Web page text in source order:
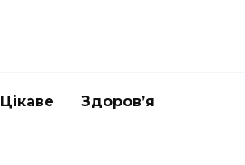
Цікаве Здоров’я